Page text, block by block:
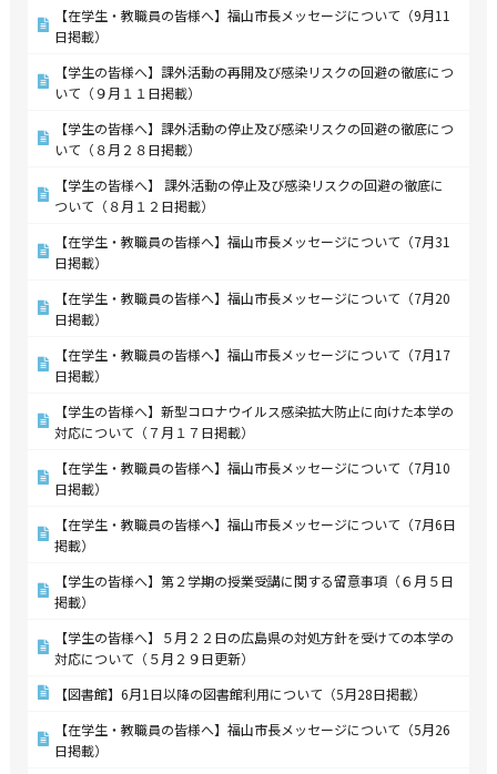
【在学生・教職員の皆様へ】福山市長メッセージについて（9月11
日掲載）
【学生の皆様へ】課外活動の再開及び感染リスクの回避の徹底につ
いて（９月１１日掲載）
【学生の皆様へ】課外活動の停止及び感染リスクの回避の徹底につ
いて（８月２８日掲載）
【学生の皆様へ】 課外活動の停止及び感染リスクの回避の徹底に
ついて（８月１２日掲載）
【在学生・教職員の皆様へ】福山市長メッセージについて（7月31
日掲載）
【在学生・教職員の皆様へ】福山市長メッセージについて（7月20
日掲載）
【在学生・教職員の皆様へ】福山市長メッセージについて（7月17
日掲載）
【学生の皆様へ】新型コロナウイルス感染拡大防止に向けた本学の
対応について（７月１７日掲載）
【在学生・教職員の皆様へ】福山市長メッセージについて（7月10
日掲載）
【在学生・教職員の皆様へ】福山市長メッセージについて（7月6日
掲載）
【学生の皆様へ】第２学期の授業受講に関する留意事項（６月５日
掲載）
【学生の皆様へ】５月２２日の広島県の対処方針を受けての本学の
対応について（５月２９日更新）
【図書館】6月1日以降の図書館利用について（5月28日掲載）
【在学生・教職員の皆様へ】福山市長メッセージについて（5月26
日掲載）